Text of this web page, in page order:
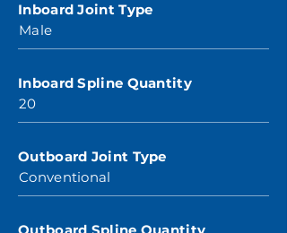
Inboard Joint Type
Male
Inboard Spline Quantity
20
Outboard Joint Type
Conventional